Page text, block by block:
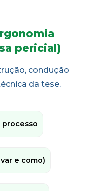
pericial)
condução
da tese.
processo
e como)